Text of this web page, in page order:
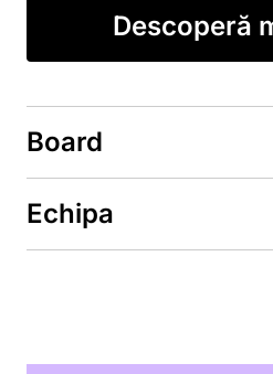
Descoperă
Board
Echipa